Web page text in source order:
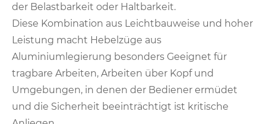
der Belastbarkeit oder Haltbarkeit.
Diese Kombination aus Leichtbauweise und hoher
Leistung macht Hebelzüge aus
Aluminiumlegierung besonders Geeignet für
tragbare Arbeiten, Arbeiten über Kopf und
Umgebungen, in denen der Bediener ermüdet
und die Sicherheit beeinträchtigt ist kritische